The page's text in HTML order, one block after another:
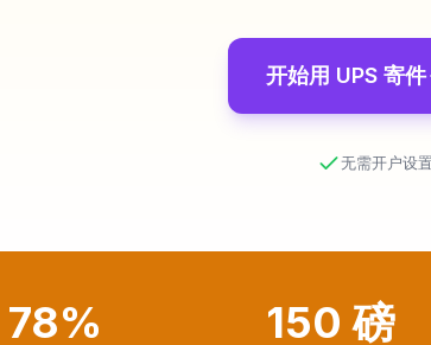
开始用 UPS 寄件
无需开户设置
78% 150 磅